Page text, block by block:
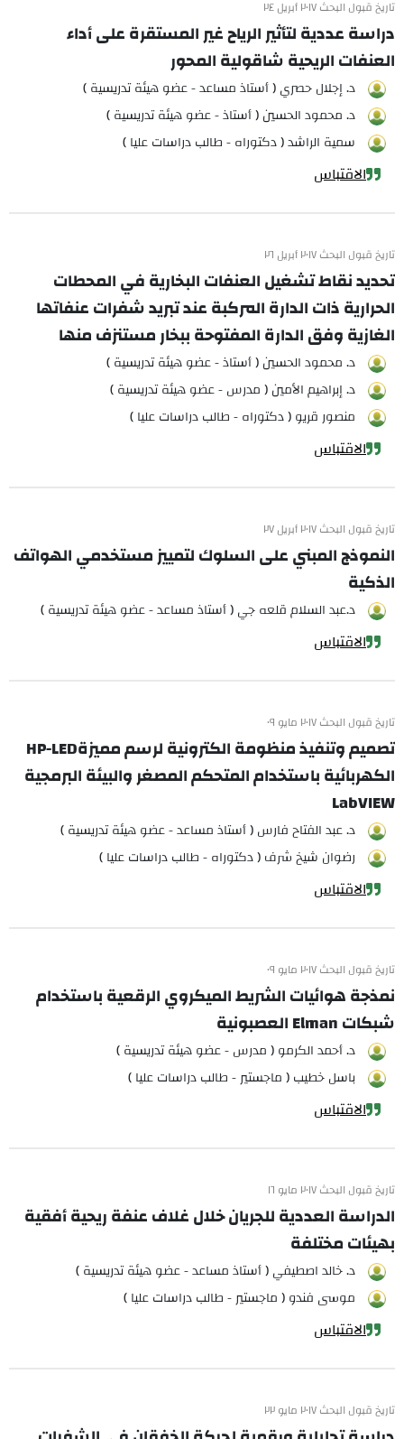
تاريخ قبول البحث ٢٠١٧ أبريل ٢٤
دراسة عددية لتأثير الرياح غير المستقرة على أداء
العنفات الريحية شاقولية المحور
د. إجلال حصري ( أستاذ مساعد - عضو هيئة تدريسية )
د. محمود الحسين ( أستاذ - عضو هيئة تدريسية )
سمية الراشد ( دكتوراه - طالب دراسات عليا )
الاقتباس
تاريخ قبول البحث ٢٠١٧ أبريل ٢٦
تحديد نقاط تشغيل العنفات البخارية في المحطات
الحرارية ذات الدارة المركبة عند تبريد شفرات عنفاتها
الغازية وفق الدارة المفتوحة ببخار مستنزف منها
د. محمود الحسين ( أستاذ - عضو هيئة تدريسية )
د. إبراهيم الأمين ( مدرس - عضو هيئة تدريسية )
منصور قريو ( دكتوراه - طالب دراسات عليا )
الاقتباس
تاريخ قبول البحث ٢٠١٧ أبريل ٢٧
النموذج المبني على السلوك لتمييز مستخدمي الهواتف
الذكية
د.عبد السلام قلعه جي ( أستاذ مساعد - عضو هيئة تدريسية )
الاقتباس
تاريخ قبول البحث ٢٠١٧ مايو ٠٩
تصميم وتنفيذ منظومة الكترونية لرسم مميزةHP-LED
الكهربائية باستخدام المتحكم المصغر والبيئة البرمجية
LabVIEW
د. عبد الفتاح فارس ( أستاذ مساعد - عضو هيئة تدريسية )
رضوان شيخ شرف ( دكتوراه - طالب دراسات عليا )
الاقتباس
تاريخ قبول البحث ٢٠١٧ مايو ٠٩
نمذجة هوائيات الشريط الميكروي الرقعية باستخدام
شبكات Elman العصبونية
د. أحمد الكرمو ( مدرس - عضو هيئة تدريسية )
باسل خطيب ( ماجستير - طالب دراسات عليا )
الاقتباس
تاريخ قبول البحث ٢٠١٧ مايو ١٦
الدراسة العددية للجريان خلال غلاف عنفة ريحية أفقية
بهيئات مختلفة
د. خالد اصطيفي ( أستاذ مساعد - عضو هيئة تدريسية )
موسى فندو ( ماجستير - طالب دراسات عليا )
الاقتباس
تاريخ قبول البحث ٢٠١٧ مايو ٢٢